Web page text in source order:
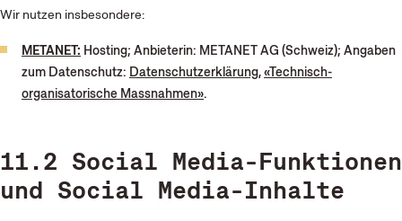
Wir nutzen insbesondere:
METANET: Hosting; Anbieterin: METANET AG (Schweiz); Angaben
zum Datenschutz: Datenschutzerklärung,«Technisch-
organisatorische Massnahmen».
11.2 Social Media-Funktionen
und Social Media-Inhalte